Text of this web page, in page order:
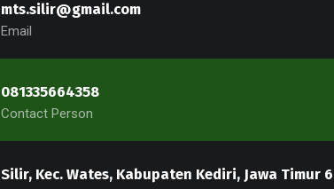
mts.silir@gmail.com
Email
081335664358
Contact Person
Silir, Kec. Wates, Kabupaten Kediri, Jawa Timur